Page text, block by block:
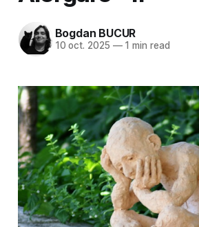
Bogdan BUCUR
10 oct. 2025 —1 min read